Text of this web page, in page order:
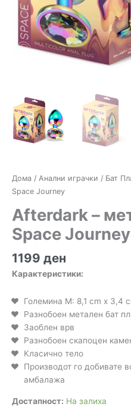
Дома / Анални играчки / Бат
Space Journey
Afterdark –
Space Journey
1199 ден
Карактеристики:
Големина М: 8,1 cm x 3,4
Разнобоен метален бат
Заоблен врв
Разнобоен скапоцен
Класично тело
Производот го добивате
амбалажа
Достапност: На залиха